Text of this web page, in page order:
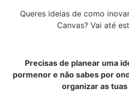
Queres ideias de como
Canvas? Vai até
Precisas de planear uma
pormenor e não sabes por
organizar as